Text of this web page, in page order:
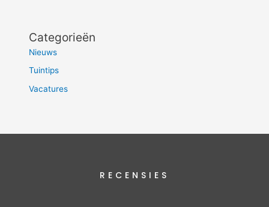
Categorieën
Nieuws
Tuintips
Vacatures
RECENSIES